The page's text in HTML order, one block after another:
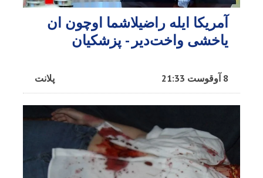
آمریکا ایله راضیلاشما اوچون ان
یاخشی واخت‌دیر - پزشکیان
پلانت 8 آوقوست 21:33